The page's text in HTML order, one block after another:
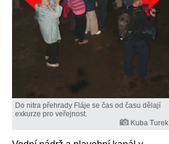
Do nitra přehrady Fláje se čas od času dělají
exkurze pro veřejnost.
Kuba Turek